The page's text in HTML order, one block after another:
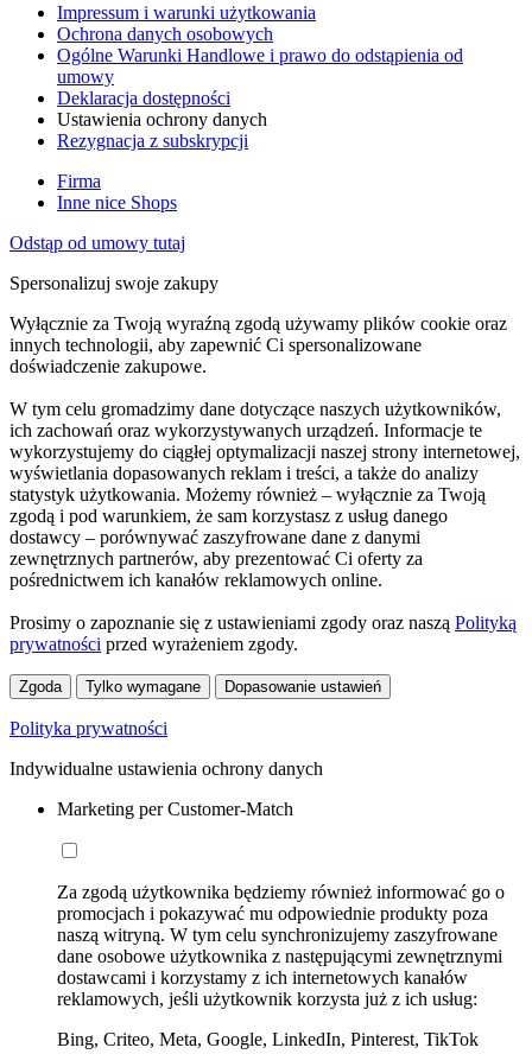
Impressum i warunki użytkowania
Ochrona danych osobowych
Ogólne Warunki Handlowe i prawo do odstąpienia od
umowy
Deklaracja dostępności
Ustawienia ochrony danych
Rezygnacja z subskrypcji
Firma
Inne nice Shops
Odstąp od umowy tutaj
Spersonalizuj swoje zakupy
Wyłącznie za Twoją wyraźną zgodą używamy plików cookie oraz
innych technologii, aby zapewnić Ci spersonalizowane
doświadczenie zakupowe.
W tym celu gromadzimy dane dotyczące naszych użytkowników,
ich zachowań oraz wykorzystywanych urządzeń. Informacje te
wykorzystujemy do ciągłej optymalizacji naszej strony internetowej,
wyświetlania dopasowanych reklam i treści, a także do analizy
statystyk użytkowania. Możemy również – wyłącznie za Twoją
zgodą i pod warunkiem, że sam korzystasz z usług danego
dostawcy – porównywać zaszyfrowane dane z danymi
zewnętrznych partnerów, aby prezentować Ci oferty za
pośrednictwem ich kanałów reklamowych online.
Prosimy o zapoznanie się z ustawieniami zgody oraz naszą Polityką
prywatności przed wyrażeniem zgody.
Zgoda Tylko wymagane Dopasowanie ustawień
Polityka prywatności
Indywidualne ustawienia ochrony danych
Marketing per Customer-Match
Za zgodą użytkownika będziemy również informować go o
promocjach i pokazywać mu odpowiednie produkty poza
naszą witryną. W tym celu synchronizujemy zaszyfrowane
dane osobowe użytkownika z następującymi zewnętrznymi
dostawcami i korzystamy z ich internetowych kanałów
reklamowych, jeśli użytkownik korzysta już z ich usług:
Bing, Criteo, Meta, Google, LinkedIn, Pinterest, TikTok